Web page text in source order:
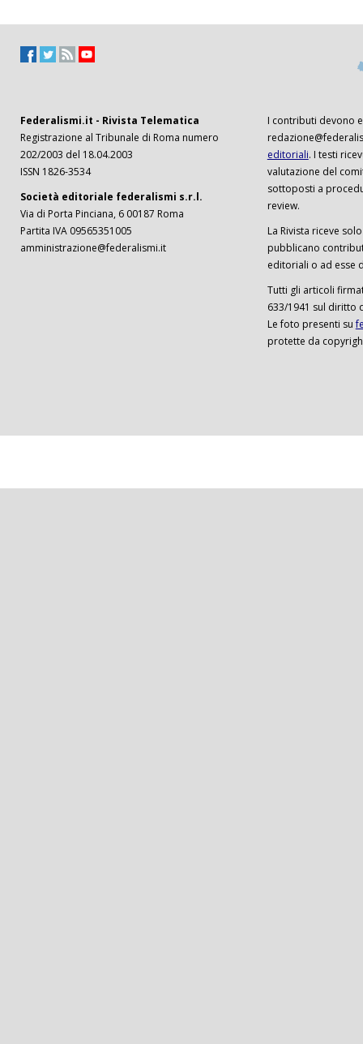
Federalismi.it - Rivista Telematica
Registrazione al Tribunale di Roma numero
202/2003 del 18.04.2003
ISSN 1826-3534
Società editoriale federalismi s.r.l.
Via di Porta Pinciana, 6 00187 Roma
Partita IVA 09565351005
amministrazione@federalismi.it
I contributi devono
editoriali. I testi
valutazione del
sottoposti a
review.
La Rivista riceve
pubblicano
editoriali o ad esse
Tutti gli articoli
633/1941 sul diritto
Le foto presenti su
protette da